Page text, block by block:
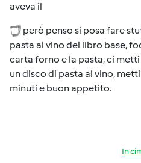
aveva il
però penso si posa fare
pasta al vino del libro base,
carta forno e la pasta, ci
un disco di pasta al vino,
minuti e buon appetito.
In